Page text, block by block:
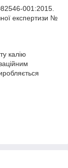
001:2015.
експертизи №
калію